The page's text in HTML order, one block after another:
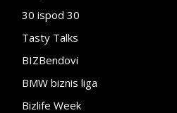
30 ispod 30
Tasty Talks
BIZBendovi
BMW biznis liga
Bizlife Week